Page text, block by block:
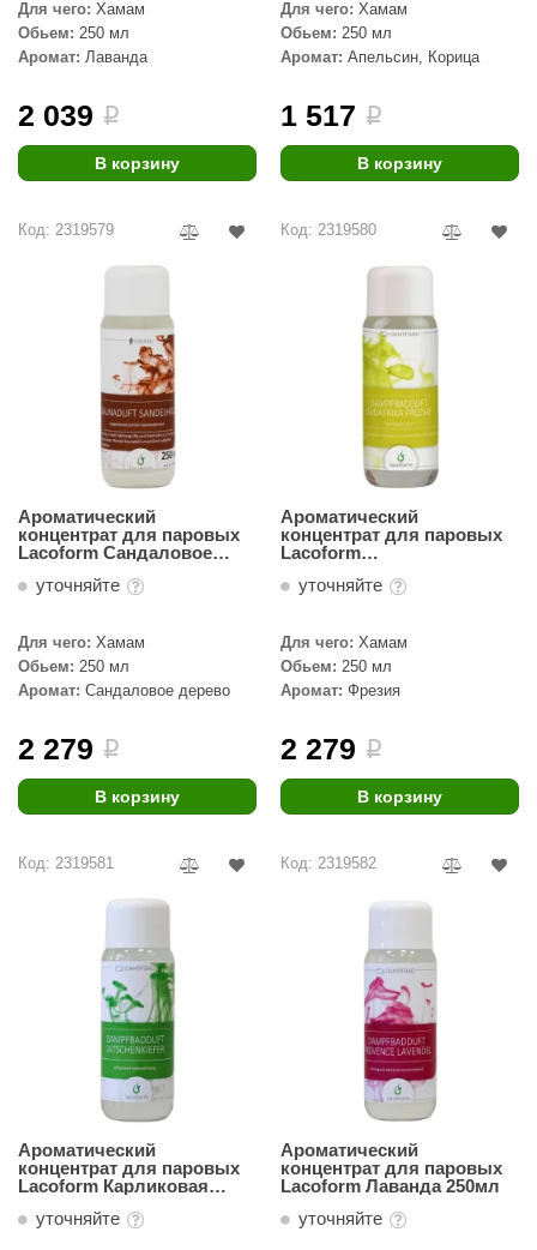
Для чего: Хамам
Обьем: 250 мл
Аромат: Лаванда
2 039 i
В корзину
Для чего: Хамам
Обьем: 250 мл
Аромат: Апельсин, Корица
1 517 i
В корзину
Код: 2319579
Ароматический
концентрат для паровых
Lacoform Сандаловое
уточняйте
Для чего: Хамам
Обьем: 250 мл
Аромат: Сандаловое дерево
2 279 i
В корзину
Код: 2319580
Ароматический
концентрат для паровых
Lacoform
фрезия 250мл
уточняйте
Для чего: Хамам
Обьем: 250 мл
Аромат: Фрезия
2 279 i
В корзину
Код: 2319581
Ароматический
концентрат для паровых
Lacoform Карликовая
уточняйте
Код: 2319582
Ароматический
концентрат для паровых
Lacoform Лаванда 250мл
уточняйте